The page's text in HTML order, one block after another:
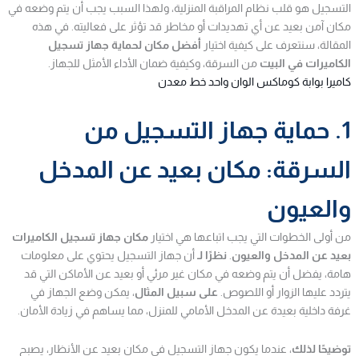
التسجيل هو قلب نظام المراقبة المنزلية، ولهذا السبب يجب أن يتم وضعه في
مكان آمن بعيد عن أي تهديدات أو مخاطر قد تؤثر على فعاليته. في هذه
المقالة، سنتعرف على كيفية اختيار أفضل مكان لحماية جهاز تسجيل
الكاميرات في البيت من السرقة، وكيفية ضمان الأداء الأمثل للجهاز.
كاميرا بوابة كوماكس الوان واحد خط معدن
1. حماية جهاز التسجيل من
السرقة: مكان بعيد عن المدخل
والعيون
من أولى الخطوات التي يجب اتباعها هي اختيار مكان جهاز تسجيل الكاميرات
بعيد عن المدخل والعيون نظرًا لـ أن جهاز التسجيل يحتوي على معلومات
هامة، يفضل أن يتم وضعه في مكان غير مرئي أو بعيد عن الأماكن التي قد
يتردد عليها الزوار أو اللصوص. على سبيل المثال، يمكن وضع الجهاز في
غرفة داخلية بعيدة عن المدخل الأمامي للمنزل، مما يساهم في زيادة الأمان.
توضيحًا لذلك، عندما يكون جهاز التسجيل في مكان بعيد عن الأنظار، يصبح